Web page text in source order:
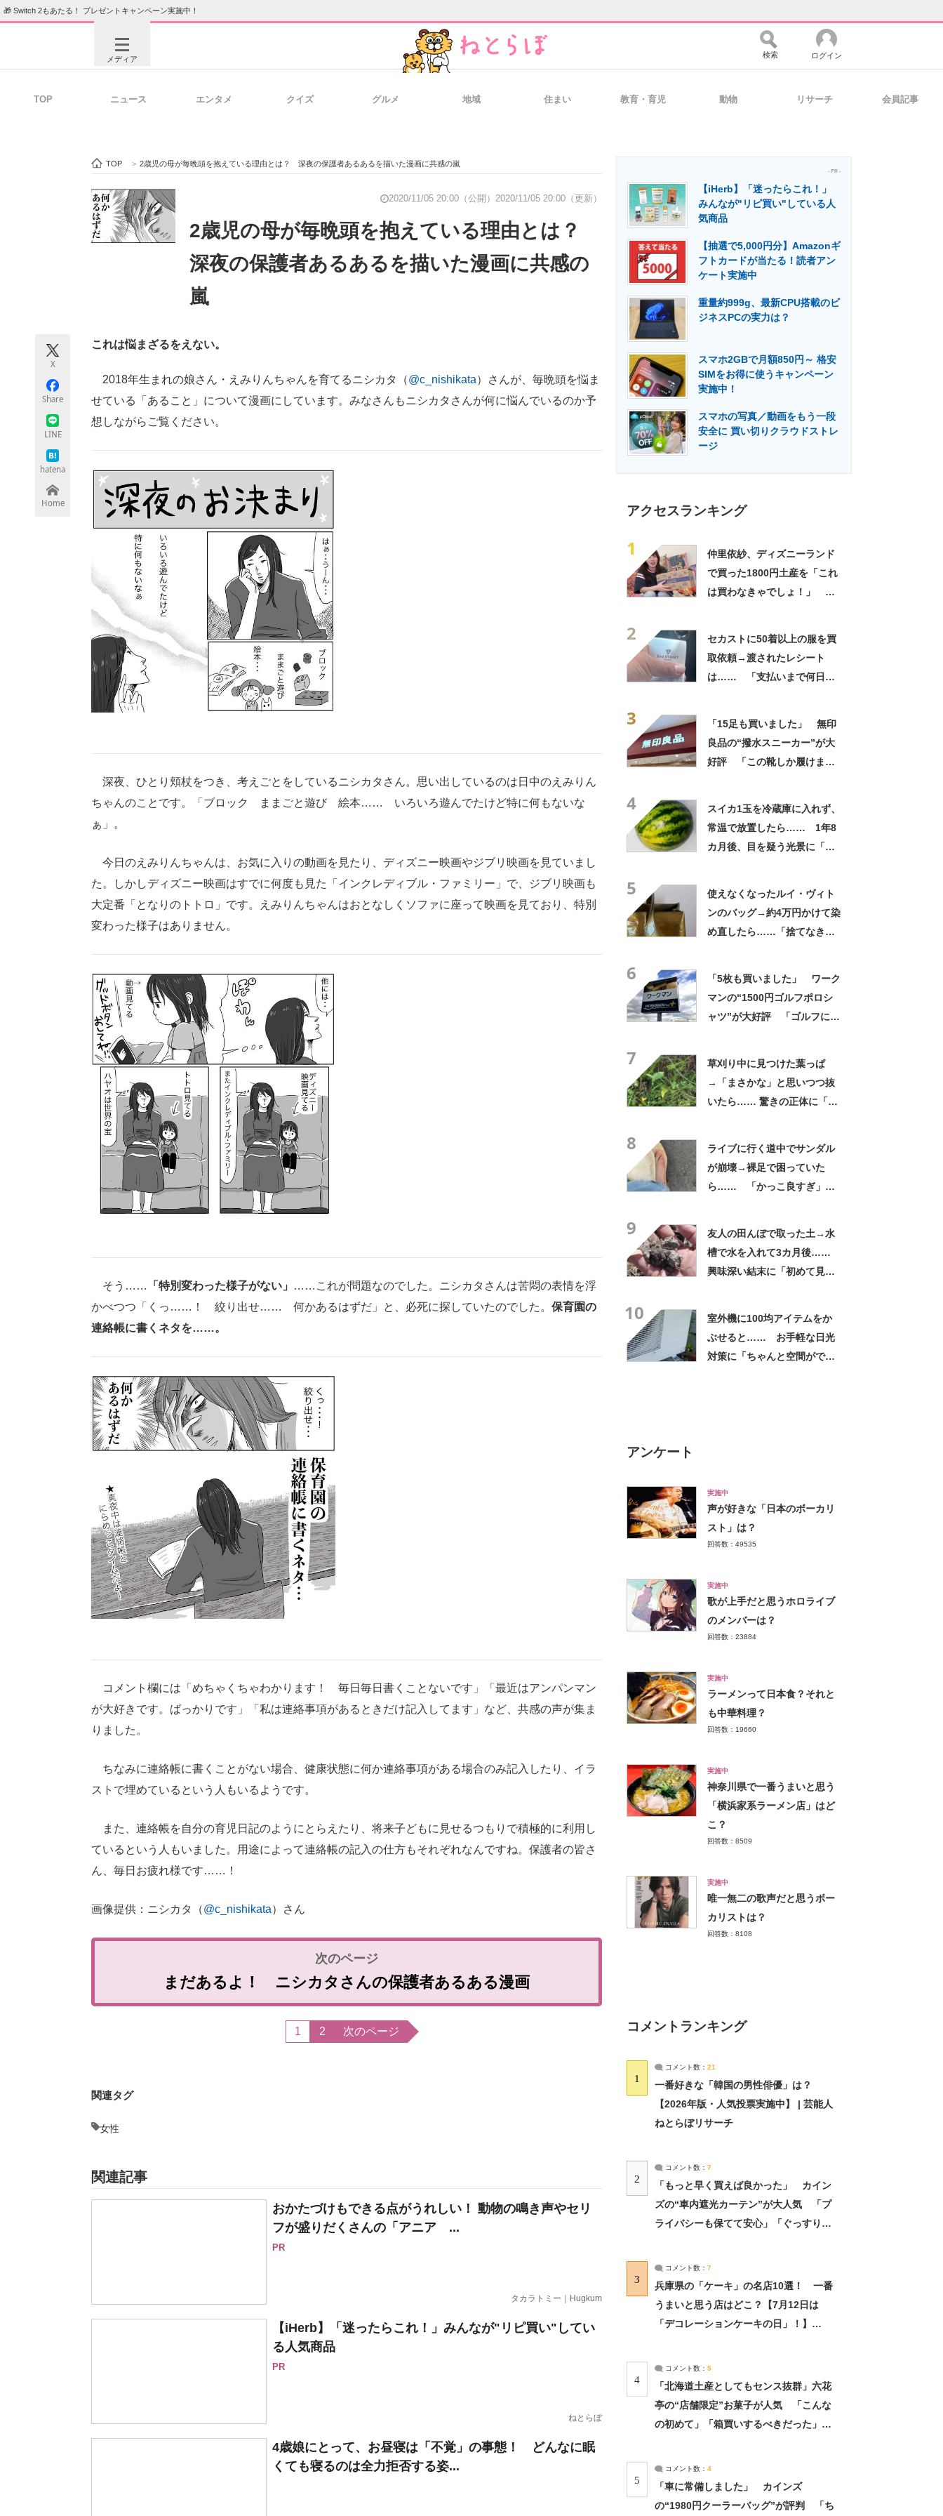
🎁 Switch 2もあたる！ プレゼントキャンペーン実施中！
メディア
ビジネスと働き方のヒント 経営リーダーのコミュニティ マーケ×ITの今がよく分かる
ITエンジニア向け専門サイト 企業向けIT製品の総合サイト IT製品の技術・比較・事例 製造業のIT導入・活用を支援
エネルギーの専門メディア 建設×テクノロジーの最前線
検索 ログイン
TOP ニュース エンタメ クイズ グルメ 地域 住まい 教育・育児 動物 リサーチ 会員記事
TOP > 2歳児の母が毎晩頭を抱えている理由とは？ 深夜の保護者あるあるを描いた漫画に共感の嵐
2020/11/05 20:00（公開） 2020/11/05 20:00（更新）
2歳児の母が毎晩頭を抱えている理由とは？
深夜の保護者あるあるを描いた漫画に共感の
嵐
X
Share
LINE
hatena
Home
これは悩まざるをえない。
2018年生まれの娘さん・えみりんちゃんを育てるニシカタ（@c_nishikata）さんが、毎晩頭を悩ま
せている「あること」について漫画にしています。みなさんもニシカタさんが何に悩んでいるのか予
想しながらご覧ください。
深夜、ひとり頬杖をつき、考えごとをしているニシカタさん。思い出しているのは日中のえみりん
ちゃんのことです。「ブロック ままごと遊び 絵本…… いろいろ遊んでたけど特に何もないな
ぁ」。
今日のえみりんちゃんは、お気に入りの動画を見たり、ディズニー映画やジブリ映画を見ていまし
た。しかしディズニー映画はすでに何度も見た「インクレディブル・ファミリー」で、ジブリ映画も
大定番「となりのトトロ」です。えみりんちゃんはおとなしくソファに座って映画を見ており、特別
変わった様子はありません。
そう…… 「特別変わった様子がない」
……これが問題なのでした。ニシカタさんは苦悶の表情を浮
かべつつ「くっ……！ 絞り出せ…… 何かあるはずだ」と、必死に探していたのでした。 保育園の
連絡帳に書くネタを……。
コメント欄には「めちゃくちゃわかります！ 毎日毎日書くことないです」「最近はアンパンマン
が大好きです。ばっかりです」「私は連絡事項があるときだけ記入してます」など、共感の声が集ま
りました。
ちなみに連絡帳に書くことがない場合、健康状態に何か連絡事項がある場合のみ記入したり、イラ
ストで埋めているという人もいるようです。
また、連絡帳を自分の育児日記のようにとらえたり、将来子どもに見せるつもりで積極的に利用し
ているという人もいました。用途によって連絡帳の記入の仕方もそれぞれなんですね。保護者の皆さ
ん、毎日お疲れ様です……！
画像提供：ニシカタ（@c_nishikata）さん
まだあるよ！ ニシカタさんの保護者あるある漫画
1 2 次のページ
関連タグ
女性
関連記事
おかたづけもできる点がうれしい！ 動物の鳴き声やセリ
フが盛りだくさんの「アニア ...
PR
タカラトミー｜Hugkum
【iHerb】「迷ったらこれ！」みんなが"リピ買い"してい
る人気商品
PR
ねとらぼ
4歳娘にとって、お昼寝は「不覚」の事態！ どんなに眠
くても寝るのは全力拒否する姿...
- PR -
【iHerb】「迷ったらこれ！」
みんなが"リピ買い"している人
気商品
【抽選で5,000円分】Amazonギ
フトカードが当たる！読者アン
ケート実施中
重量約999g、最新CPU搭載のビ
ジネスPCの実力は？
スマホ2GBで月額850円～ 格安
SIMをお得に使うキャンペーン
実施中！
スマホの写真／動画をもう一段
安全に 買い切りクラウドストレ
ージ
アクセスランキング
1
仲里依紗、ディズニーランド
で買った1800円土産を「これ
は買わなきゃでしょ！」
2
セカストに50着以上の服を買
取依頼→渡されたレシート
は…… 「支払いまで何日か
3
「15足も買いました」 無印
良品の“撥水スニーカー”が大
好評 「この靴しか履けませ
4
スイカ1玉を冷蔵庫に入れず、
常温で放置したら…… 1年8
カ月後、目を疑う光景に「ヤ
5
使えなくなったルイ・ヴィト
ンのバッグ→約4万円かけて染
め直したら……「捨てなきゃ
6
「5枚も買いました」 ワーク
マンの“1500円ゴルフポロシ
ャツ”が大好評 「ゴルフにも
7
草刈り中に見つけた葉っぱ
→「まさかな」と思いつつ抜
いたら…… 驚きの正体に「お
8
ライブに行く道中でサンダル
が崩壊→裸足で困っていた
ら…… 「かっこ良すぎ」ま
9
友人の田んぼで取った土→水
槽で水を入れて3カ月後……
興味深い結末に「初めて見
10
室外機に100均アイテムをか
ぶせると…… お手軽な日光
対策に「ちゃんと空間ができ
アンケート
実施中
声が好きな「日本のボーカリ
スト」は？
回答数：49535
実施中
歌が上手だと思うホロライブ
のメンバーは？
回答数：23884
実施中
ラーメンって日本食？それと
も中華料理？
回答数：19660
実施中
神奈川県で一番うまいと思う
「横浜家系ラーメン店」はど
こ？
回答数：8509
実施中
唯一無二の歌声だと思うボー
カリストは？
回答数：8108
コメントランキング
1
コメント数： 21
一番好きな「韓国の男性俳優」は？
【2026年版・人気投票実施中】 | 芸能人
ねとらぼリサーチ
2
コメント数： 7
「もっと早く買えば良かった」 カイン
ズの“車内遮光カーテン”が大人気 「プ
ライバシーも保てて安心」「ぐっすり眠
3
コメント数： 7
兵庫県の「ケーキ」の名店10選！ 一番
うまいと思う店はどこ？【7月12日は
「デコレーションケーキの日」！】
4
コメント数： 5
「北海道土産としてもセンス抜群」六花
亭の“店舗限定”お菓子が人気 「こんな
の初めて」「箱買いするべきだった」
5
コメント数： 4
「車に常備しました」 カインズ
の“1980円クーラーバッグ”が評判 「ち